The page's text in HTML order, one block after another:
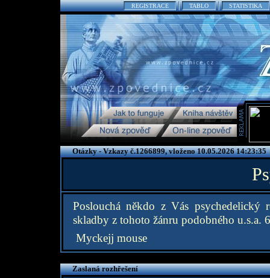
REGISTRACE TABLO STATISTIKA
Otázky - Vzkazy č.1266899, vloženo 10.05.2026 14:23:35
Poslouchá někdo z Vás psychedelický
skladby z tohoto žánru podobného u.s.a.
Myckejj mouse
Zaslaná rozhřešení